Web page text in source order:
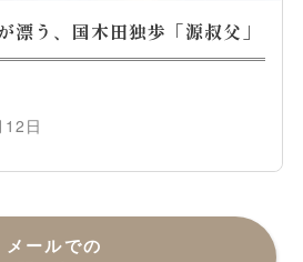
漂う、国木田独歩「源叔父」
日
メールでの